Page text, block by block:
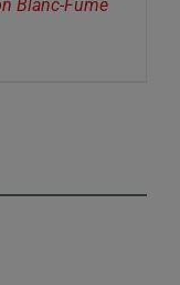
Blanc-Fumé